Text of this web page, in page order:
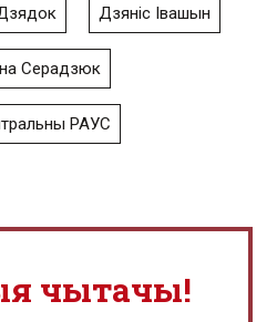
Дзяніс Івашын
Серадзюк
РАУС
чытачы!